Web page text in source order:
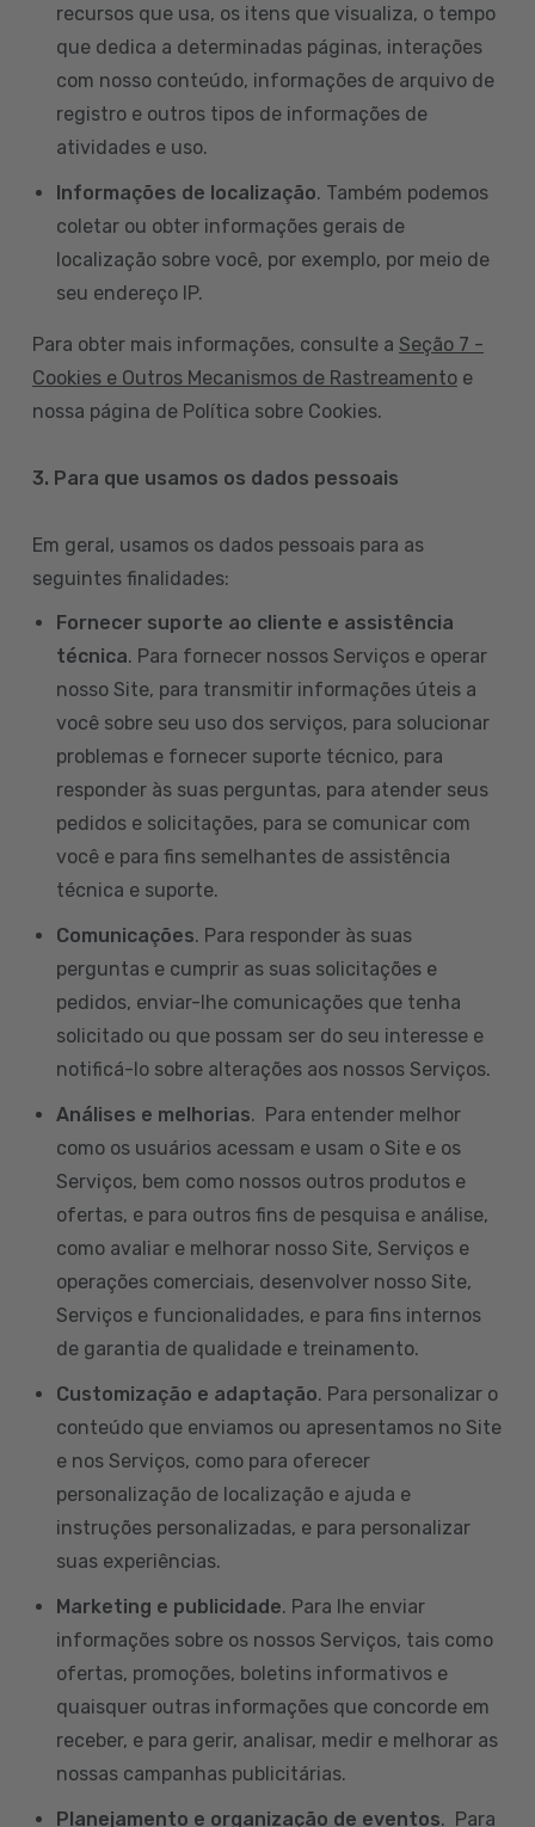
recursos que usa, os itens que visualiza, o tempo
que dedica a determinadas páginas, interações
com nosso conteúdo, informações de arquivo de
registro e outros tipos de informações de
atividades e uso.
Informações de localização. Também podemos
coletar ou obter informações gerais de
localização sobre você, por exemplo, por meio de
seu endereço IP.
Para obter mais informações, consulte a Seção 7 -
Cookies e Outros Mecanismos de Rastreamento e
nossa página de Política sobre Cookies.
3. Para que usamos os dados pessoais
Em geral, usamos os dados pessoais para as
seguintes finalidades:
Fornecer suporte ao cliente e assistência
técnica. Para fornecer nossos Serviços e operar
nosso Site, para transmitir informações úteis a
você sobre seu uso dos serviços, para solucionar
problemas e fornecer suporte técnico, para
responder às suas perguntas, para atender seus
pedidos e solicitações, para se comunicar com
você e para fins semelhantes de assistência
técnica e suporte.
Comunicações. Para responder às suas
perguntas e cumprir as suas solicitações e
pedidos, enviar-lhe comunicações que tenha
solicitado ou que possam ser do seu interesse e
notificá-lo sobre alterações aos nossos Serviços.
Análises e melhorias. Para entender melhor
como os usuários acessam e usam o Site e os
Serviços, bem como nossos outros produtos e
ofertas, e para outros fins de pesquisa e análise,
como avaliar e melhorar nosso Site, Serviços e
operações comerciais, desenvolver nosso Site,
Serviços e funcionalidades, e para fins internos
de garantia de qualidade e treinamento.
Customização e adaptação. Para personalizar o
conteúdo que enviamos ou apresentamos no Site
e nos Serviços, como para oferecer
personalização de localização e ajuda e
instruções personalizadas, e para personalizar
suas experiências.
Marketing e publicidade. Para lhe enviar
informações sobre os nossos Serviços, tais como
ofertas, promoções, boletins informativos e
quaisquer outras informações que concorde em
receber, e para gerir, analisar, medir e melhorar as
nossas campanhas publicitárias.
Planejamento e organização de eventos. Para